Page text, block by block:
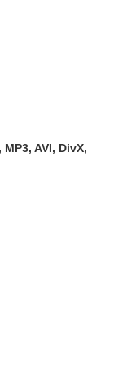
MP3, AVI, DivX,